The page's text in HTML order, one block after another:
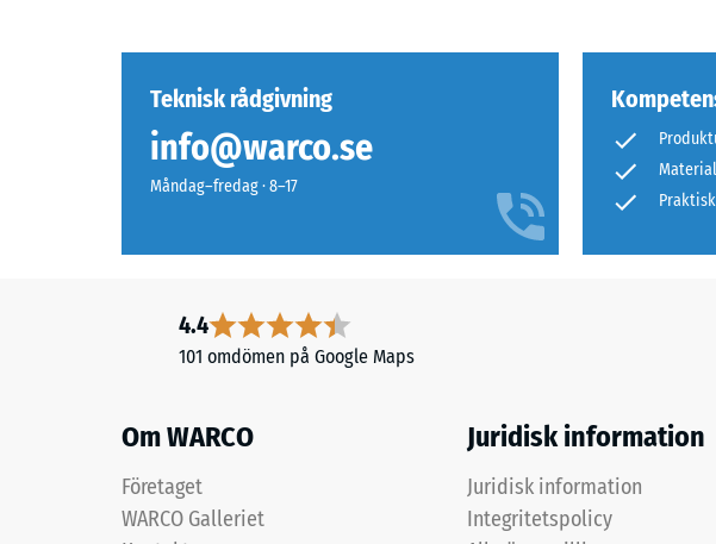
struktur
Produkten
uppbyggd
av
ELT-
granulat
kvarvarande
timmars
avlastning
2 / 5
Teknisk rådgivning
info@warco.se
Måndag–fredag · 8–17
4.4
101 omdömen på Google Maps
Om WARCO
Företaget
WARCO Galleriet
Juridisk information
Juridisk information
Integritetspolicy